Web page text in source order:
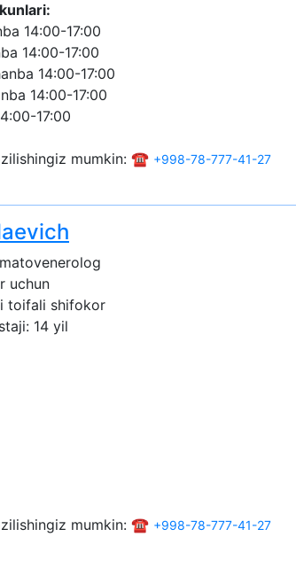
14:00-17:00
14:00-17:00
14:00-17:00
14:00-17:00
17:00
mumkin: ☎️ +998-78-777-41-27
uchun
toifali shifokor
14 yil
mumkin: ☎️ +998-78-777-41-27